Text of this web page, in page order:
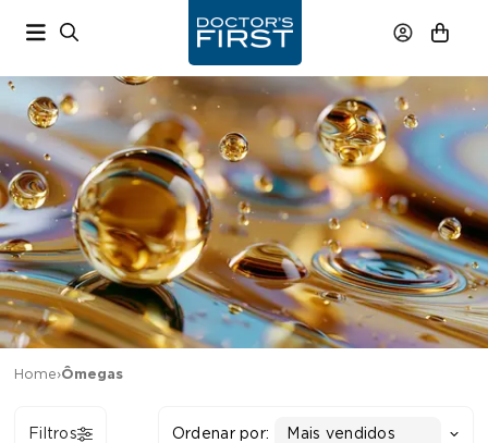
Home›Ômegas
Ordenar por: Mais vendidos
Filtros